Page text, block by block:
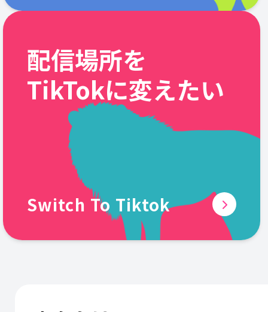
配信場所を
TikTokに変えたい
Switch To Tiktok